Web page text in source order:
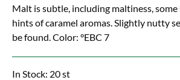
Malt is subtle, including maltiness, some
hints of caramel aromas. Slightly nutty
be found. Color: °EBC 7
In Stock: 20 st